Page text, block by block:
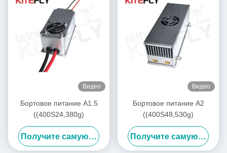
Видео
Бортовое питание A1.5
((400S24,380g)
Получите самую лучшую цену
Видео
Бортовое питание A2
((400S48,530g)
Получите самую лучшую цену